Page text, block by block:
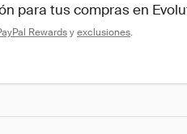
para tus compras en
Rewards y exclusiones.